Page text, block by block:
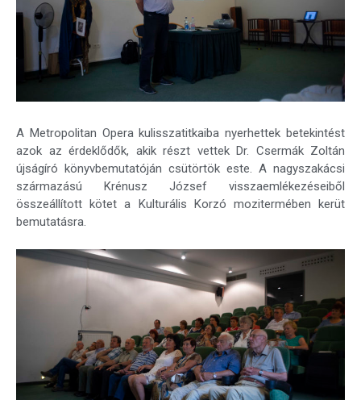
A Metropolitan Opera kulisszatitkaiba nyerhettek betekintést
azok az érdeklődők, akik részt vettek Dr. Csermák Zoltán
újságíró könyvbemutatóján csütörtök este. A nagyszakácsi
származású Krénusz József visszaemlékezéseiből
összeállított kötet a Kulturális Korzó mozitermében kerüt
bemutatásra.